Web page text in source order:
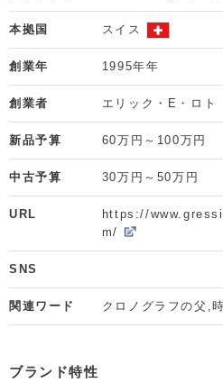
本拠国 スイス
創業年 1995年年
創業者 エリック・E・ロト
新品予算 60万円～100万円
中古予算 30万円～50万円
URL
https://
m/
SNS
関連ワード クロノグラフの父,
ブランド特性